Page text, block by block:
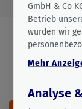
GmbH & Co
Betrieb
würden wir
Mehr
Analyse